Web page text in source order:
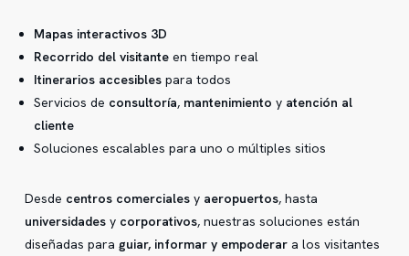
Mapas interactivos 3D
Recorrido del visitanteen tiempo real
Itinerarios accesiblespara todos
Servicios de consultoría, mantenimiento y atención al
cliente
Soluciones escalables para uno o múltiples sitios
Desde centros comercialesy aeropuertos, hasta
universidadesy corporativos, nuestras soluciones están
diseñadas para guiar, informar y empoderara los visitantes